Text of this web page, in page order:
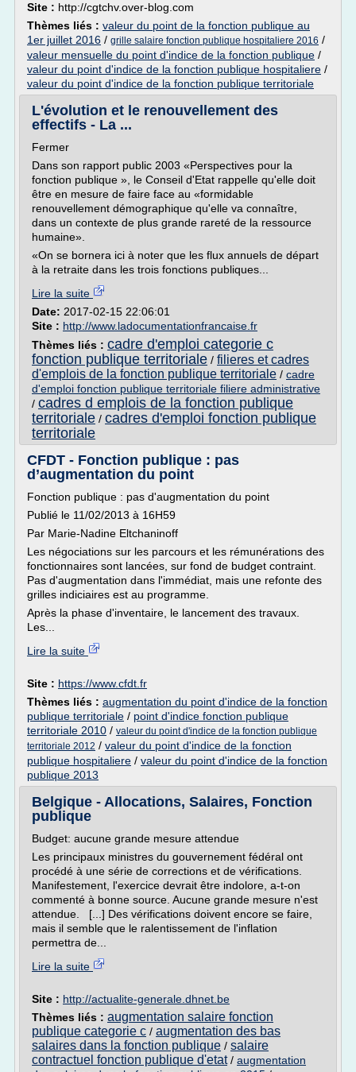
Site : http://cgtchv.over-blog.com
Thèmes liés : valeur du point de la fonction publique au
1er juillet 2016 / grille salaire fonction publique hospitaliere 2016 /
valeur mensuelle du point d'indice de la fonction publique /
valeur du point d'indice de la fonction publique hospitaliere /
valeur du point d'indice de la fonction publique territoriale
L'évolution et le renouvellement des
effectifs - La ...
Fermer
Dans son rapport public 2003 «Perspectives pour la
fonction publique », le Conseil d'Etat rappelle qu'elle doit
être en mesure de faire face au «formidable
renouvellement démographique qu'elle va connaître,
dans un contexte de plus grande rareté de la ressource
humaine».
«On se bornera ici à noter que les flux annuels de départ
à la retraite dans les trois fonctions publiques...
Lire la suite
Date: 2017-02-15 22:06:01
Site : http://www.ladocumentationfrancaise.fr
Thèmes liés : cadre d'emploi categorie c
fonction publique territoriale / filieres et cadres
d'emplois de la fonction publique territoriale / cadre
d'emploi fonction publique territoriale filiere administrative
/ cadres d emplois de la fonction publique
territoriale / cadres d'emploi fonction publique
territoriale
CFDT - Fonction publique : pas
d’augmentation du point
Fonction publique : pas d'augmentation du point
Publié le 11/02/2013 à 16H59
Par Marie-Nadine Eltchaninoff
Les négociations sur les parcours et les rémunérations des
fonctionnaires sont lancées, sur fond de budget contraint.
Pas d'augmentation dans l'immédiat, mais une refonte des
grilles indiciaires est au programme.
Après la phase d'inventaire, le lancement des travaux.
Les...
Lire la suite
Site : https://www.cfdt.fr
Thèmes liés : augmentation du point d'indice de la fonction
publique territoriale / point d'indice fonction publique
territoriale 2010 / valeur du point d'indice de la fonction publique
territoriale 2012 / valeur du point d'indice de la fonction
publique hospitaliere / valeur du point d'indice de la fonction
publique 2013
Belgique - Allocations, Salaires, Fonction
publique
Budget: aucune grande mesure attendue
Les principaux ministres du gouvernement fédéral ont
procédé à une série de corrections et de vérifications.
Manifestement, l'exercice devrait être indolore, a-t-on
commenté à bonne source. Aucune grande mesure n'est
attendue. [...] Des vérifications doivent encore se faire,
mais il semble que le ralentissement de l'inflation
permettra de...
Lire la suite
Site : http://actualite-generale.dhnet.be
Thèmes liés : augmentation salaire fonction
publique categorie c / augmentation des bas
salaires dans la fonction publique / salaire
contractuel fonction publique d'etat/ augmentation